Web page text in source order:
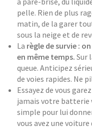
pelle. Rien de plus
matin, de la garer
sous la neige et de
La règle de survie :
en même temps.Sur
queue. Anticipez
de voies rapides. Ne
Essayez de vous
jamais votre batterie
simple pour lui
vous avez une